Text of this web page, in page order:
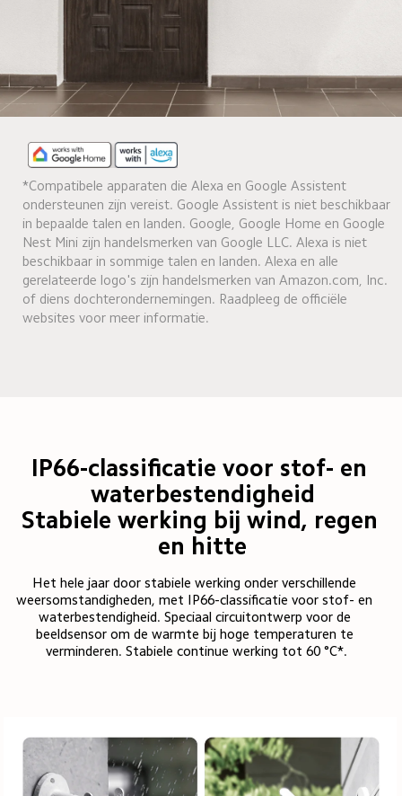
*Compatibele apparaten die Alexa en Google Assistent
ondersteunen zijn vereist. Google Assistent is niet beschikbaar
in bepaalde talen en landen. Google, Google Home en Google
Nest Mini zijn handelsmerken van Google LLC. Alexa is niet
beschikbaar in sommige talen en landen. Alexa en alle
gerelateerde logo's zijn handelsmerken van Amazon.com, Inc.
of diens dochterondernemingen. Raadpleeg de officiële
websites voor meer informatie.
IP66-classificatie voor stof- en
waterbestendigheid
Stabiele werking bij wind, regen
en hitte
Het hele jaar door stabiele werking onder verschillende
weersomstandigheden, met IP66-classificatie voor stof- en
waterbestendigheid. Speciaal circuitontwerp voor de
beeldsensor om de warmte bij hoge temperaturen te
verminderen. Stabiele continue werking tot 60 °C*.